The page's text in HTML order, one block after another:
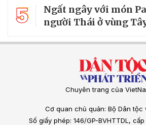
5
Ngất ngây với món
người Thái ở vùng
Chuyên trang của
Cơ quan chủ quản: Bộ Dân tộc
Số giấy phép: 146/GP-BVHTTDL,